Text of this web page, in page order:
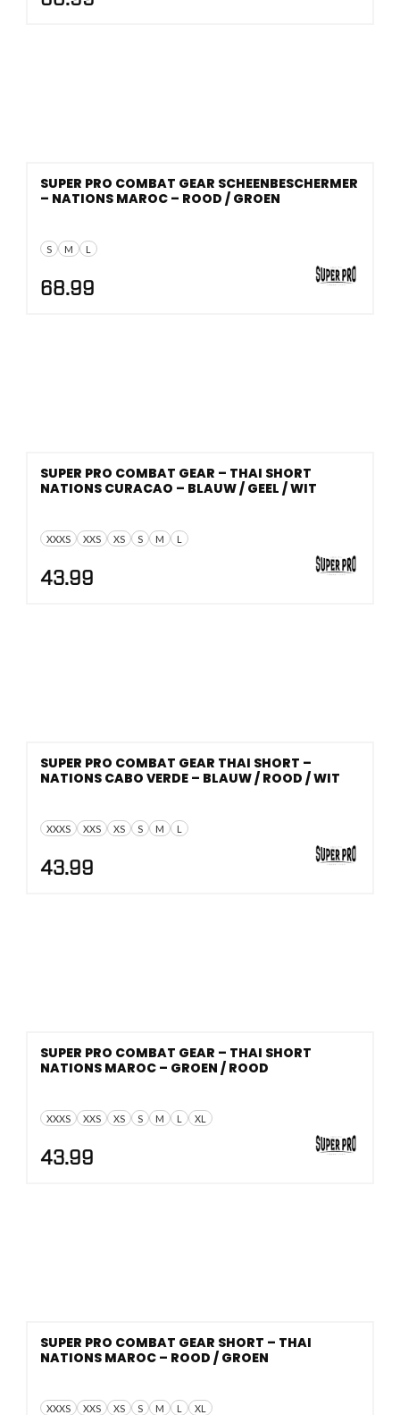
S M L
SUPER PRO COMBAT GEAR SCHEENBESCHERMER
– NATIONS MAROC – ROOD / GROEN
68.99
XXXS XXS XS S M L
SUPER PRO COMBAT GEAR – THAI SHORT
NATIONS CURACAO – BLAUW / GEEL / WIT
43.99
XXXS XXS XS S M L
SUPER PRO COMBAT GEAR THAI SHORT –
NATIONS CABO VERDE – BLAUW / ROOD / WIT
43.99
XXXS XXS XS S M L XL
SUPER PRO COMBAT GEAR – THAI SHORT
NATIONS MAROC – GROEN / ROOD
43.99
XXXS XXS XS S M L XL
SUPER PRO COMBAT GEAR SHORT – THAI
NATIONS MAROC – ROOD / GROEN